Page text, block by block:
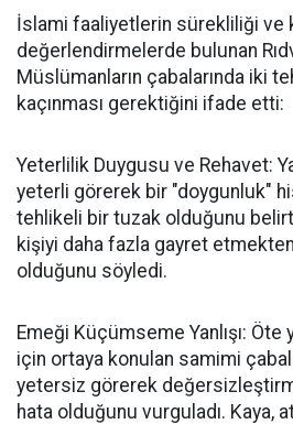
İslami faaliyetlerin sürekliliği ve
değerlendirmelerde bulunan
Müslümanların çabalarında iki
kaçınması gerektiğini ifade etti:
Yeterlilik Duygusu ve Rehavet:
yeterli görerek bir "doygunluk"
tehlikeli bir tuzak olduğunu
kişiyi daha fazla gayret
olduğunu söyledi.
Emeği Küçümseme Yanlışı: Öte
için ortaya konulan samimi
yetersiz görerek
hata olduğunu vurguladı. Kaya,